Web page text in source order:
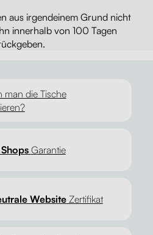
aus irgendeinem Grund nicht
innerhalb von 100 Tagen
man die Tische
Garantie
WebsiteZertifikat